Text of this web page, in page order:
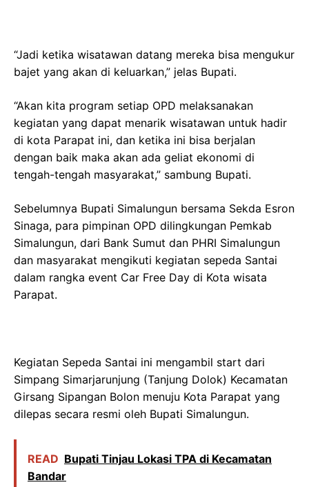
“Jadi ketika wisatawan datang mereka bisa mengukur
bajet yang akan di keluarkan,” jelas Bupati.
“Akan kita program setiap OPD melaksanakan
kegiatan yang dapat menarik wisatawan untuk hadir
di kota Parapat ini, dan ketika ini bisa berjalan
dengan baik maka akan ada geliat ekonomi di
tengah-tengah masyarakat,” sambung Bupati.
Sebelumnya Bupati Simalungun bersama Sekda Esron
Sinaga, para pimpinan OPD dilingkungan Pemkab
Simalungun, dari Bank Sumut dan PHRI Simalungun
dan masyarakat mengikuti kegiatan sepeda Santai
dalam rangka event Car Free Day di Kota wisata
Parapat.
Kegiatan Sepeda Santai ini mengambil start dari
Simpang Simarjarunjung (Tanjung Dolok) Kecamatan
Girsang Sipangan Bolon menuju Kota Parapat yang
dilepas secara resmi oleh Bupati Simalungun.
READ Bupati Tinjau Lokasi TPA di Kecamatan
Bandar